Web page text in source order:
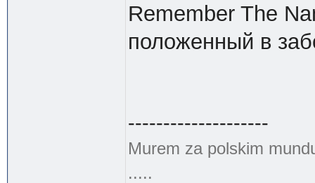
Remember The
положенный в
--------------------
Murem za polskim
.....